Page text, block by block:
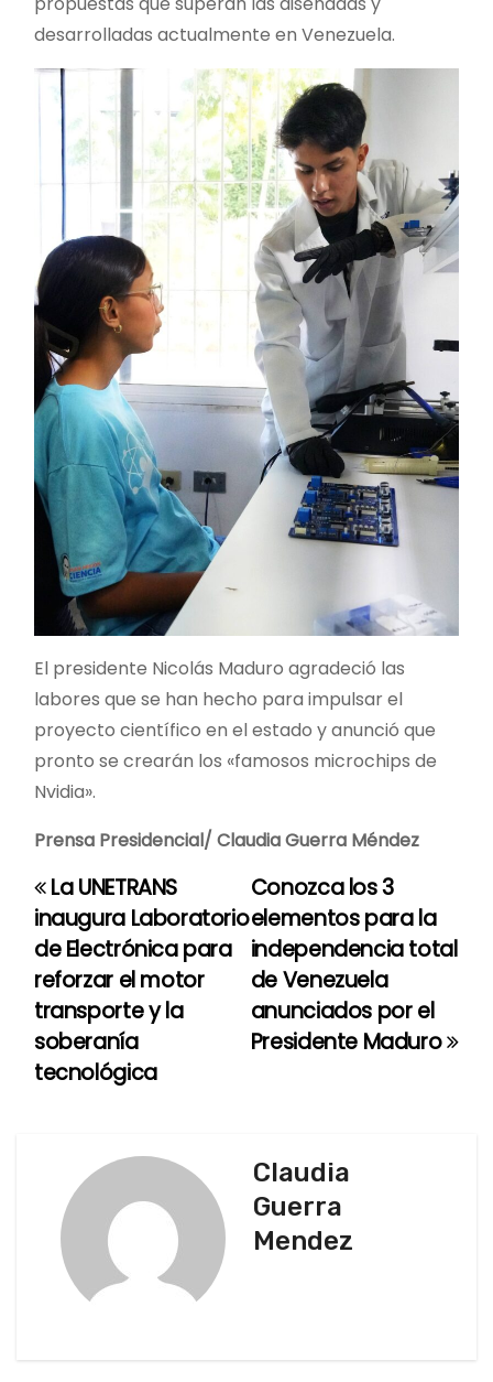
desarrolladas actualmente en Venezuela.
El presidente Nicolás Maduro agradeció las
labores que se han hecho para impulsar el
proyecto científico en el estado y anunció que
pronto se crearán los «famosos microchips de
Nvidia».
Prensa Presidencial/ Claudia Guerra Méndez
N
a
v
e
g
Conozca los 3
elementos para la
independencia total
de Venezuela
anunciados por el
Presidente Maduro
La UNETRANS
inaugura Laboratorio
de Electrónica para
reforzar el motor
transporte y la
soberanía
tecnológica
Claudia
Guerra
Mendez